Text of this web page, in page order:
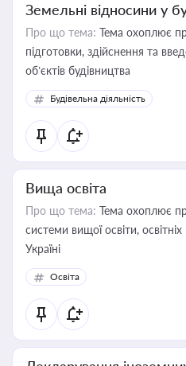
Земельні відносини у
Про що тема: Тема охоплює
підготовки, здійснення та
об’єктів будівництва
Будівельна діяльність
Вища освіта
Про що тема: Тема охоплює
системи вищої освіти, освітніх
Україні
Освіта